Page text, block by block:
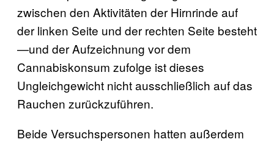
zwischen den Aktivitäten der Hirnrinde auf
der linken Seite und der rechten Seite besteht
—und der Aufzeichnung vor dem
Cannabiskonsum zufolge ist dieses
Ungleichgewicht nicht ausschließlich auf das
Rauchen zurückzuführen.
Beide Versuchspersonen hatten außerdem